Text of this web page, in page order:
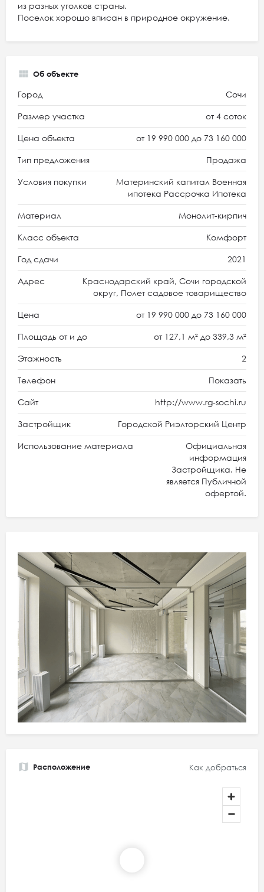
из разных уголков страны.
Поселок хорошо вписан в природное окружение.
Об объекте
Город Сочи
Размер участка от 4 соток
Цена объекта от 19 990 000 до 73 160 000
Тип предложения Продажа
Условия покупки
Материнский капитал Военная
ипотека Рассрочка Ипотека
Материал Монолит-кирпич
Класс объекта Комфорт
Год сдачи 2021
Адрес
Краснодарский край, Сочи городской
округ, Полет садовое товарищество
Цена от 19 990 000 до 73 160 000
Площадь от и до от 127,1 м² до 339,3 м²
Этажность 2
Телефон Показать
Сайт http://www.rg-sochi.ru
Застройщик Городской Риэлторский Центр
Использование материала
Официальная
информация
Застройщика. Не
является Публичной
офертой.
Расположение Как добраться